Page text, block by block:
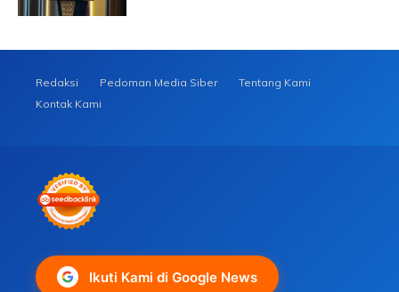
Redaksi Pedoman Media Siber
Tentang Kami
Kontak Kami
Ikuti Kami di Google News